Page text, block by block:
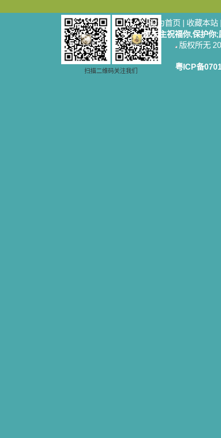
扫描二维码关注我们
设为首页 | 收藏本站
愿天主祝福你,保护你
版权所无
粤ICP备